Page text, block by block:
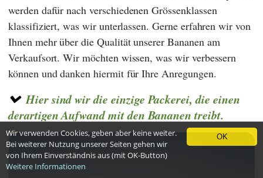
werden dafür nach verschiedenen Grössenklassen
klassifiziert, was wir unterlassen. Gerne erfahren wir von
Ihnen mehr über die Qualität unserer Bananen am
Verkaufsort. Wir möchten wissen, was wir verbessern
können und danken hiermit für Ihre Anregungen.
Hier sind wir die einzige Packerei, die einen
derartigen Aufwand mit den Bananen treibt.
OK
Wir verwenden Cookies, geben aber keine weiter.
Bei weiterer Nutzung unserer Seiten gehen wir
von Ihrem Einverständnis aus (mit OK-Button)
Weitere Informationen